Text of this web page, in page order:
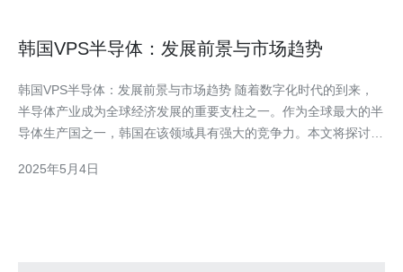
韩国VPS半导体：发展前景与市场趋势
韩国VPS半导体：发展前景与市场趋势 随着数字化时代的到来，
半导体产业成为全球经济发展的重要支柱之一。作为全球最大的半
导体生产国之一，韩国在该领域具有强大的竞争力。本文将探讨韩
市场上占有重要地位。根据统计数据显示
2025年5月4日